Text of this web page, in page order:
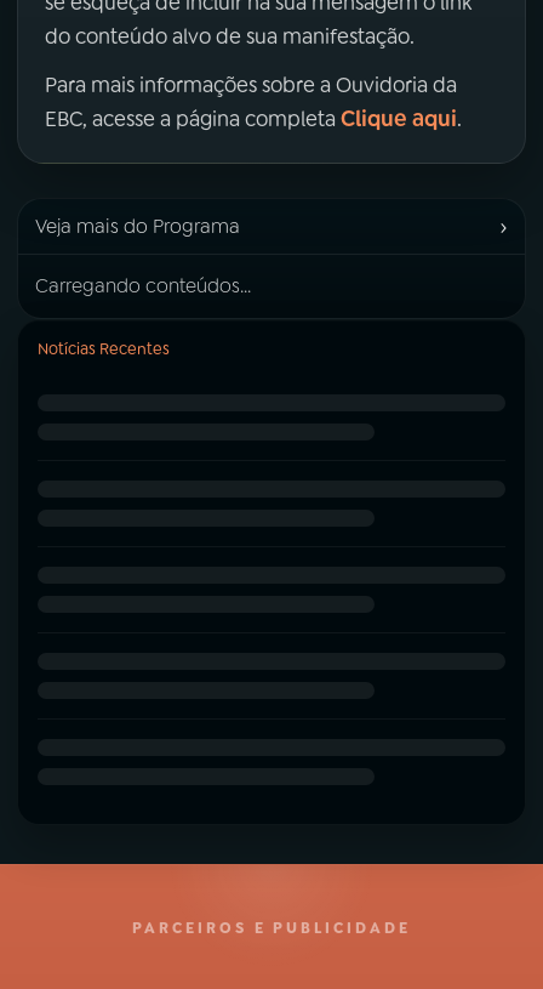
do conteúdo alvo de sua manifestação.
Para mais informações sobre a Ouvidoria da
EBC, acesse a página completa Clique aqui.
Veja mais do Programa ›
Carregando conteúdos...
Notícias Recentes
PARCEIROS E PUBLICIDADE